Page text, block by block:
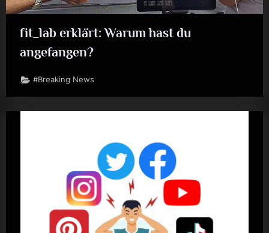
fit_lab erklärt: Warum hast du
angefangen?
#Breaking News